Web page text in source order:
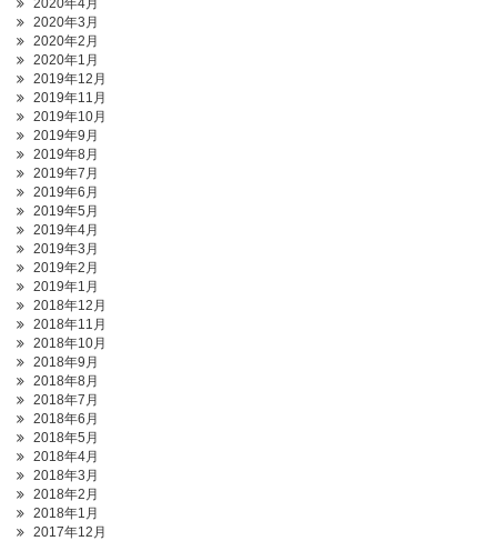
2020年4月
2020年3月
2020年2月
2020年1月
2019年12月
2019年11月
2019年10月
2019年9月
2019年8月
2019年7月
2019年6月
2019年5月
2019年4月
2019年3月
2019年2月
2019年1月
2018年12月
2018年11月
2018年10月
2018年9月
2018年8月
2018年7月
2018年6月
2018年5月
2018年4月
2018年3月
2018年2月
2018年1月
2017年12月